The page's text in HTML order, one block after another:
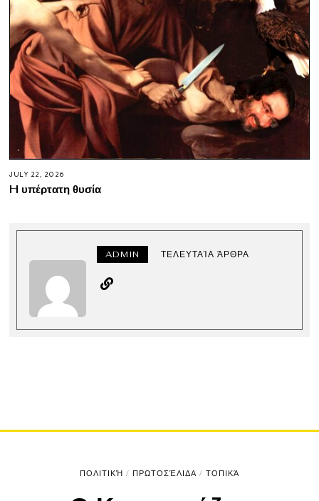
JULY 22, 2026
H υπέρτατη θυσία
ADMIN ΤΕΛΕΥΤΑΊΑ ΆΡΘΡΑ
ΠΟΛΙΤΙΚΉ / ΠΡΩΤΟΣΈΛΙΔΑ / ΤΟΠΙΚΆ